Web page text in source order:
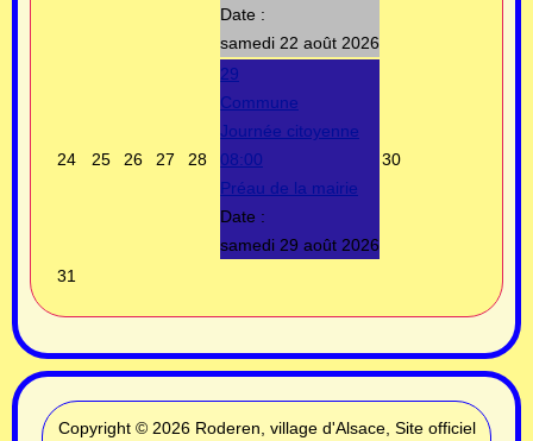
Date :
samedi 22 août 2026
24 25 26 27 28
29
Commune
Journée citoyenne
08:00
Préau de la mairie
Date :
samedi 29 août 2026
30
31
Copyright © 2026 Roderen, village d'Alsace, Site officiel